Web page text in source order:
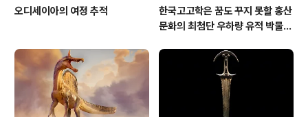
오디세이아의 여정 추적
한국고고학은 꿈도 꾸지 못할 홍산
문화의 최첨단 우하량 유적 박물관